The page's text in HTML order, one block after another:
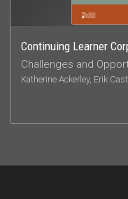
Continuing Learner
Challenges and
Katherine Ackerley, Erik